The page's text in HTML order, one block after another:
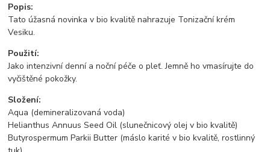
Popis:
Tato úžasná novinka v bio kvalitě nahrazuje Tonizační krém
Vesiku.
Použití:
Jako intenzivní denní a noční péče o pleť. Jemně ho vmasírujte do
vyčištěné pokožky.
Složení:
Aqua (demineralizovaná voda)
Helianthus Annuus Seed Oil (slunečnicový olej v bio kvalitě)
Butyrospermum Parkii Butter (máslo karité v bio kvalitě, rostlinný